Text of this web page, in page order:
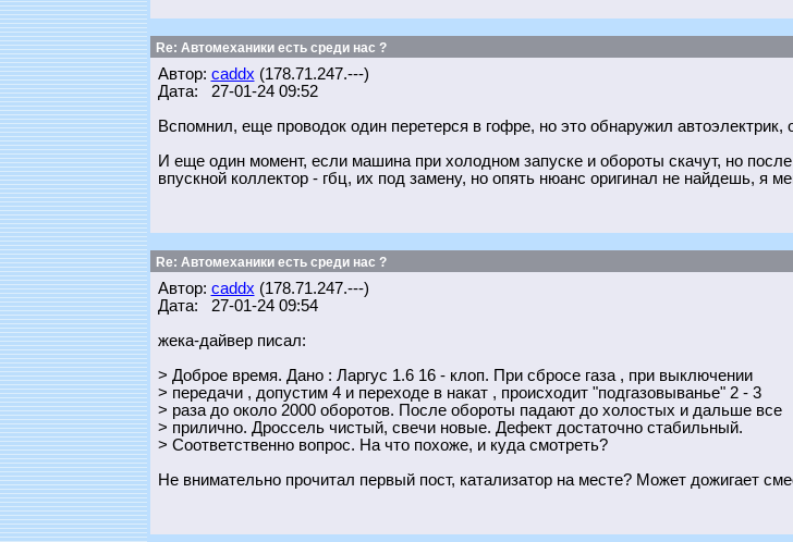
Re: Автомеханики есть среди нас ?
Автор: caddx (178.71.247.---)
Дата: 27-01-24 09:52
Вспомнил, еще проводок один перетерся в гофре, но это обнаружил
И еще один момент, если машина при холодном запуске и обороты скачут, но
впускной коллектор - гбц, их под замену, но опять нюанс оригинал не найдешь, я
Re: Автомеханики есть среди нас ?
Автор: caddx (178.71.247.---)
Дата: 27-01-24 09:54
жека-дайвер писал:
> Доброе время. Дано : Ларгус 1.6 16 - клоп. При сбросе газа , при выключении
> передачи , допустим 4 и переходе в накат , происходит "подгазовыванье" 2 - 3
> раза до около 2000 оборотов. После обороты падают до холостых и дальше все
> прилично. Дроссель чистый, свечи новые. Дефект достаточно стабильный.
> Соответственно вопрос. На что похоже, и куда смотреть?
Не внимательно прочитал первый пост, катализатор на месте? Может дожигает